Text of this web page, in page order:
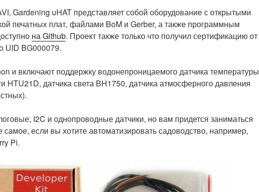
Gardening uHAT представляет собой оборудование с открытыми
печатных плат, файлами BoM и Gerber, а также программным
на Github. Проект также только что получил сертификацию от
UID BG000079.
и включают поддержку водонепроницаемого датчика температуры
HTU21D, датчика света BH1750, датчика атмосферного давления
I2C и однопроводные датчики, но вам придется заниматься
если вы хотите автоматизировать садоводство, например,
Pi.